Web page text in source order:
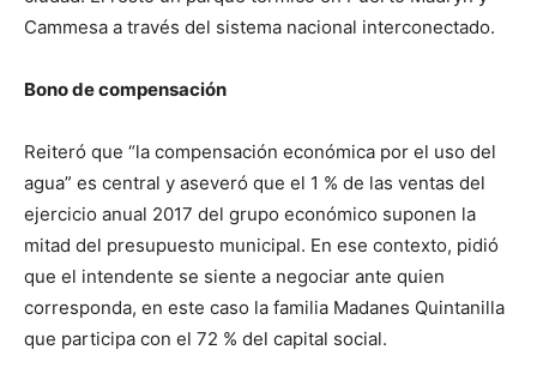
Cammesa a través del sistema nacional interconectado.
Bono de compensación
Reiteró que “la compensación económica por el uso del
agua” es central y aseveró que el 1 % de las ventas del
ejercicio anual 2017 del grupo económico suponen la
mitad del presupuesto municipal. En ese contexto, pidió
que el intendente se siente a negociar ante quien
corresponda, en este caso la familia Madanes Quintanilla
que participa con el 72 % del capital social.